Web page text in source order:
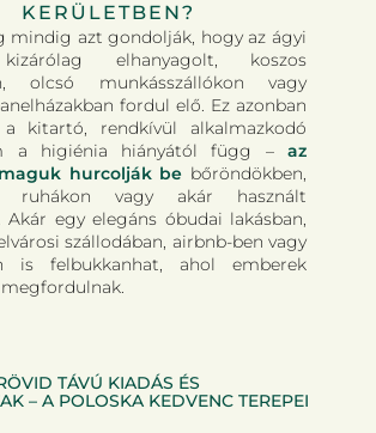
KERÜLETBEN?
mindig azt gondolják, hogy az ágyi
elhanyagolt, koszos
olcsó munkásszállókon vagy
fordul elő. Ez azonban
kitartó, rendkívül alkalmazkodó
a higiénia hiányától függ – az
hurcolják be bőröndökben,
ruhákon vagy akár használt
Akár egy elegáns óbudai lakásban,
szállodában, airbnb-ben vagy
is felbukkanhat, ahol emberek
TÁVÚ KIADÁS ÉS
– A POLOSKA KEDVENC TEREPEI